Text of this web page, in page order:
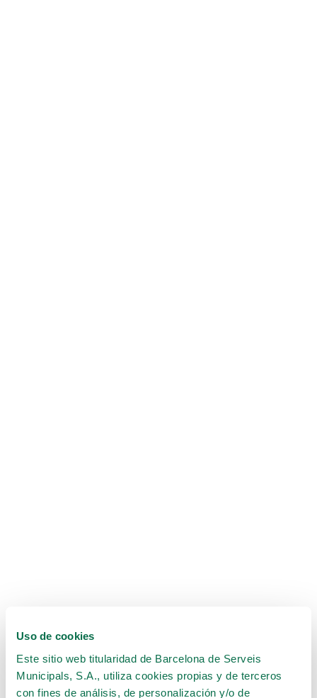
Uso de cookies
Este sitio web titularidad de Barcelona de Serveis
Municipals, S.A., utiliza cookies propias y de terceros
con fines de análisis, de personalización y/o de